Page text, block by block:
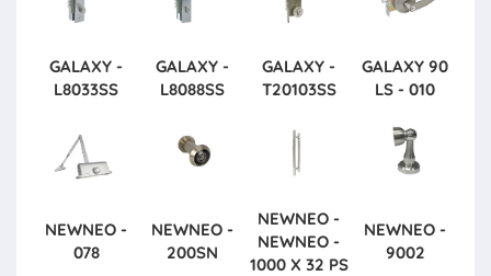
GALAXY -
L8033SS
GALAXY -
L8088SS
GALAXY -
T20103SS
GALAXY 90
LS - 010
NEWNEO -
078
NEWNEO -
200SN
NEWNEO -
NEWNEO -
1000 X 32 PS
NEWNEO -
9002